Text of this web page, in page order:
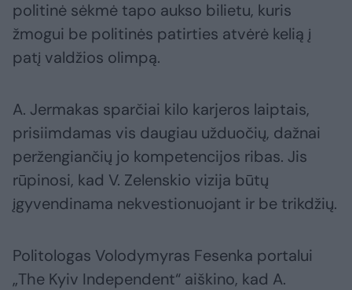
politinė sėkmė tapo aukso bilietu, kuris
žmogui be politinės patirties atvėrė kelią į
patį valdžios olimpą.
A. Jermakas sparčiai kilo karjeros laiptais,
prisiimdamas vis daugiau užduočių, dažnai
peržengiančių jo kompetencijos ribas. Jis
rūpinosi, kad V. Zelenskio vizija būtų
įgyvendinama nekvestionuojant ir be trikdžių.
Politologas Volodymyras Fesenka portalui
„The Kyiv Independent“ aiškino, kad A.